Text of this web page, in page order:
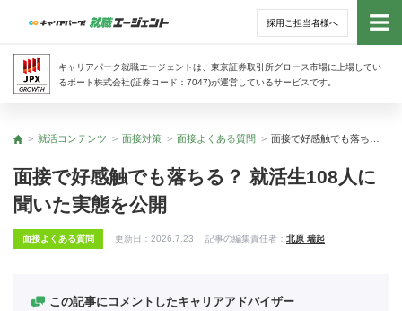
採用ご担当者様へ
キャリアパーク就職エージェントは、東京証券取引所グロース市場に上場してい
るポート株式会社(証券コード：7047)が運営しているサービスです。
トッ
トップ
就活コンテンツ 面接対策 面接よくある質問
面接で好感触でも落ちる？ 就活生108人に
聞いた実態を公開
面接よくある質問 更新日： 2026.7.23 記事の編集責任者： 北原 瑞起
この記事にコメントしたキャリアアドバイザー